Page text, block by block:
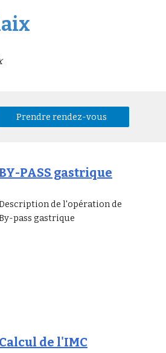
Prendre rendez-vous
PASS gastrique
de l'opération de
pass gastrique
Calcul de l'IMC